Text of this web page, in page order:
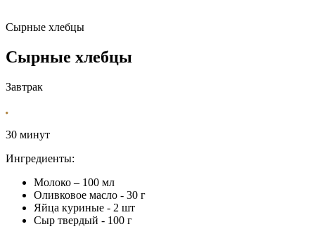
Сырные хлебцы
Сырные хлебцы
Завтрак
30 минут
Ингредиенты:
Молоко – 100 мл
Оливковое масло - 30 г
Яйца куриные - 2 шт
Сыр твердый - 100 г